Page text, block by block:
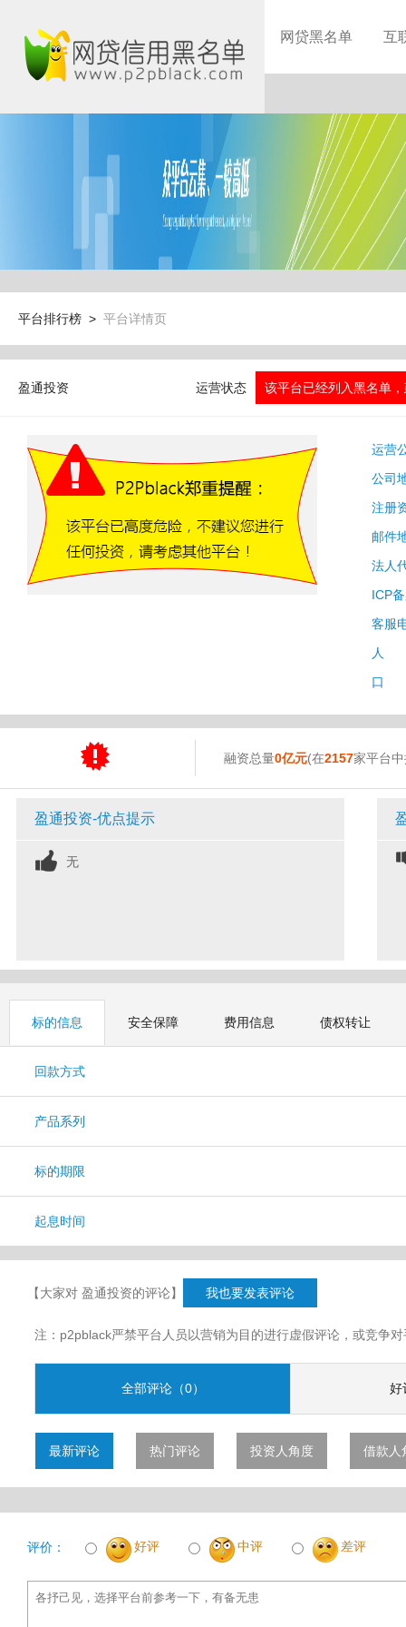
网贷黑名单 互
平台排行榜 > 平台详情页
盈通投资 运营状态 该平台已经列入黑名单
运营
公司
注册
邮件
法人
ICP
客服
人
口
融资总量0亿元(在2157家平台
盈通投资-优点提示
无
标的信息 安全保障 费用信息 债权转让
回款方式
产品系列
标的期限
起息时间
【大家对 盈通投资的评论】 我也要发表评论
注：p2pblack严禁平台人员以营销为目的进行虚假评论，或竞争
全部评论（0） 好
最新评论 热门评论 投资人角度 借款人
评价： 好评 中评 差评